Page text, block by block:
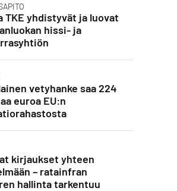
TKE yhdistyvät ja luovat
hissi- ja
vetyhanke saa 224
euroa EU:n
kirjaukset yhteen
– ratainfran
hallinta tarkentuu